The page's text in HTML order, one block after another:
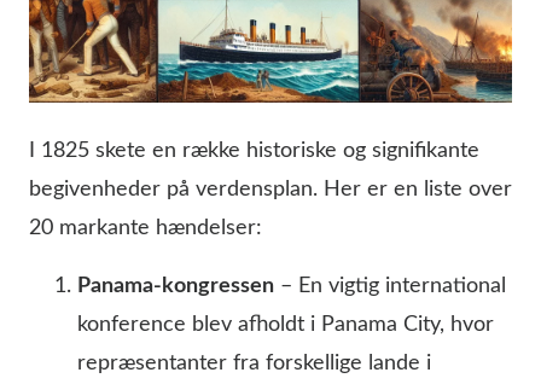
I 1825 skete en række historiske og signifikante
begivenheder på verdensplan. Her er en liste over
20 markante hændelser:
Panama-kongressen – En vigtig international
konference blev afholdt i Panama City, hvor
repræsentanter fra forskellige lande i